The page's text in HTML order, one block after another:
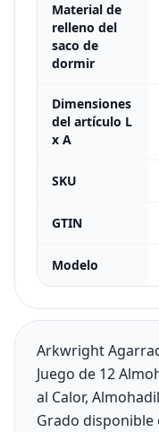
Material de
relleno del
saco de
dormir
Dimensiones
del artículo L
x A
SKU
GTIN
Modelo
Arkwright
Juego de 12
al Calor,
Grado disponible